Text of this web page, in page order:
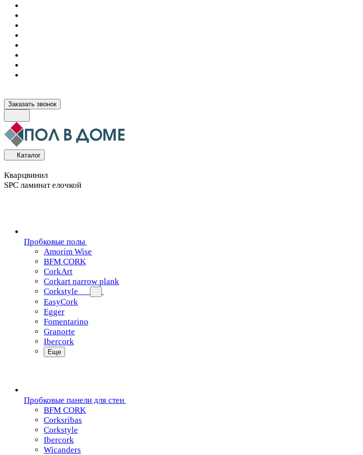
Заказать звонок
Каталог
Кварцвинил
SPC ламинат елочкой
Пробковые полы
Amorim Wise
BFM CORK
CorkArt
Corkart narrow plank
Corkstyle
EasyCork
Egger
Fomentarino
Granorte
Ibercork
Еще
Пробковые панели для стен
BFM CORK
Corksribas
Corkstyle
Ibercork
Wicanders